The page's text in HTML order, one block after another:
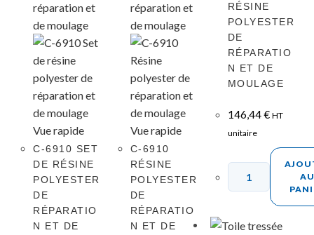
Vue rapide
C-6910 SET
DE RÉSINE
POLYESTER
DE
RÉPARATIO
N ET DE
Vue rapide
C-6910
RÉSINE
POLYESTER
DE
RÉPARATIO
N ET DE
RÉSINE
POLYESTER
DE
RÉPARATIO
N ET DE
MOULAGE
146,44€ HT
unitaire
AU